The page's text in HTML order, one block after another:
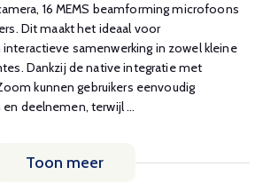
16 MEMS beamforming microfoons
Dit maakt het ideaal voor
samenwerking in zowel kleine
Dankzij de native integratie met
kunnen gebruikers eenvoudig
deelnemen, terwijl ...
Toon meer